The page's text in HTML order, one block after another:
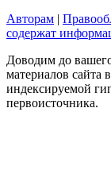
Авторам |
содержат
Доводим до
материалов сайта
индексируемой
первоисточника.